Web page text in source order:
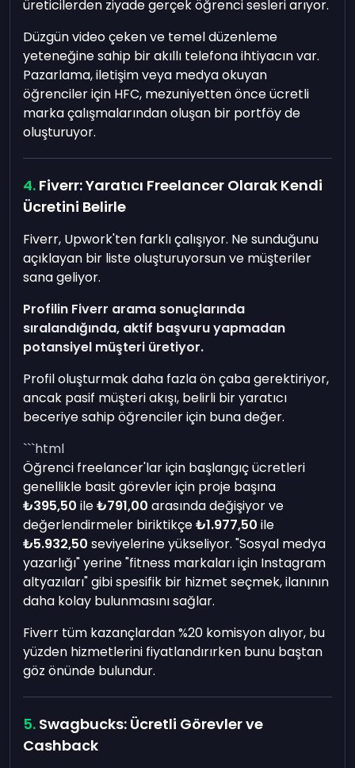
üreticilerden ziyade gerçek öğrenci sesleri arıyor.
Düzgün video çeken ve temel düzenleme
yeteneğine sahip bir akıllı telefona ihtiyacın var.
Pazarlama, iletişim veya medya okuyan
öğrenciler için HFC, mezuniyetten önce ücretli
marka çalışmalarından oluşan bir portföy de
oluşturuyor.
Fiverr: Yaratıcı Freelancer Olarak Kendi
Ücretini Belirle
Fiverr, Upwork'ten farklı çalışıyor. Ne sunduğunu
açıklayan bir liste oluşturuyorsun ve müşteriler
sana geliyor.
Profilin Fiverr arama sonuçlarında
sıralandığında, aktif başvuru yapmadan
potansiyel müşteri üretiyor.
Profil oluşturmak daha fazla ön çaba gerektiriyor,
ancak pasif müşteri akışı, belirli bir yaratıcı
beceriye sahip öğrenciler için buna değer.
```html
Öğrenci freelancer'lar için başlangıç ücretleri
genellikle basit görevler için proje başına
₺395,50 ile₺791,00 arasında değişiyor ve
değerlendirmeler biriktikçe₺1.977,50 ile
₺5.932,50 seviyelerine yükseliyor. "Sosyal medya
yazarlığı" yerine "fitness markaları için Instagram
altyazıları" gibi spesifik bir hizmet seçmek, ilanının
daha kolay bulunmasını sağlar.
Fiverr tüm kazançlardan %20 komisyon alıyor, bu
yüzden hizmetlerini fiyatlandırırken bunu baştan
göz önünde bulundur.
Swagbucks: Ücretli Görevler ve
Cashback